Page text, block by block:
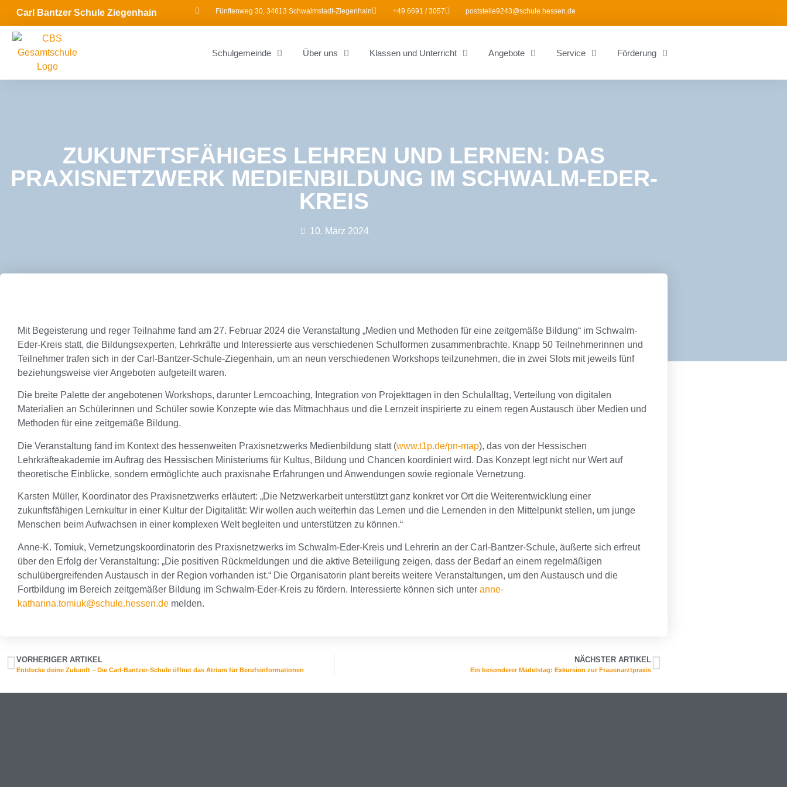
Carl Bantzer Schule Ziegenhain Fünftenweg 30, 34613 Schwalmstadt-Ziegenhain +49 6691 / 3057 poststelle9243@schule.hessen.de
Schulgemeinde Über uns Klassen und Unterricht Angebote Service Förderung
ZUKUNFTSFÄHIGES LEHREN UND LERNEN: DAS
PRAXISNETZWERK MEDIENBILDUNG IM SCHWALM-EDER-
KREIS
10. März 2024
Mit Begeisterung und reger Teilnahme fand am 27. Februar 2024 die Veranstaltung „Medien und Methoden für eine zeitgemäße Bildung“ im Schwalm-
Eder-Kreis statt, die Bildungsexperten, Lehrkräfte und Interessierte aus verschiedenen Schulformen zusammenbrachte. Knapp 50 Teilnehmerinnen und
Teilnehmer trafen sich in der Carl-Bantzer-Schule-Ziegenhain, um an neun verschiedenen Workshops teilzunehmen, die in zwei Slots mit jeweils fünf
beziehungsweise vier Angeboten aufgeteilt waren.
Die breite Palette der angebotenen Workshops, darunter Lerncoaching, Integration von Projekttagen in den Schulalltag, Verteilung von digitalen
Materialien an Schülerinnen und Schüler sowie Konzepte wie das Mitmachhaus und die Lernzeit inspirierte zu einem regen Austausch über Medien und
Methoden für eine zeitgemäße Bildung.
Die Veranstaltung fand im Kontext des hessenweiten Praxisnetzwerks Medienbildung statt (www.t1p.de/pn-map), das von der Hessischen
Lehrkräfteakademie im Auftrag des Hessischen Ministeriums für Kultus, Bildung und Chancen koordiniert wird. Das Konzept legt nicht nur Wert auf
theoretische Einblicke, sondern ermöglichte auch praxisnahe Erfahrungen und Anwendungen sowie regionale Vernetzung.
Karsten Müller, Koordinator des Praxisnetzwerks erläutert: „Die Netzwerkarbeit unterstützt ganz konkret vor Ort die Weiterentwicklung einer
zukunftsfähigen Lernkultur in einer Kultur der Digitalität: Wir wollen auch weiterhin das Lernen und die Lernenden in den Mittelpunkt stellen, um junge
Menschen beim Aufwachsen in einer komplexen Welt begleiten und unterstützen zu können.“
Anne-K. Tomiuk, Vernetzungskoordinatorin des Praxisnetzwerks im Schwalm-Eder-Kreis und Lehrerin an der Carl-Bantzer-Schule, äußerte sich erfreut
über den Erfolg der Veranstaltung: „Die positiven Rückmeldungen und die aktive Beteiligung zeigen, dass der Bedarf an einem regelmäßigen
schulübergreifenden Austausch in der Region vorhanden ist.“ Die Organisatorin plant bereits weitere Veranstaltungen, um den Austausch und die
Fortbildung im Bereich zeitgemäßer Bildung im Schwalm-Eder-Kreis zu fördern. Interessierte können sich unter anne-
katharina.tomiuk@schule.hessen.de melden.
VORHERIGER ARTIKEL
Entdecke deine Zukunft – Die Carl-Bantzer-Schule öffnet das Atrium für Berufsinformationen
NÄCHSTER ARTIKEL
Ein besonderer Mädelstag: Exkursion zur Frauenarztpraxis